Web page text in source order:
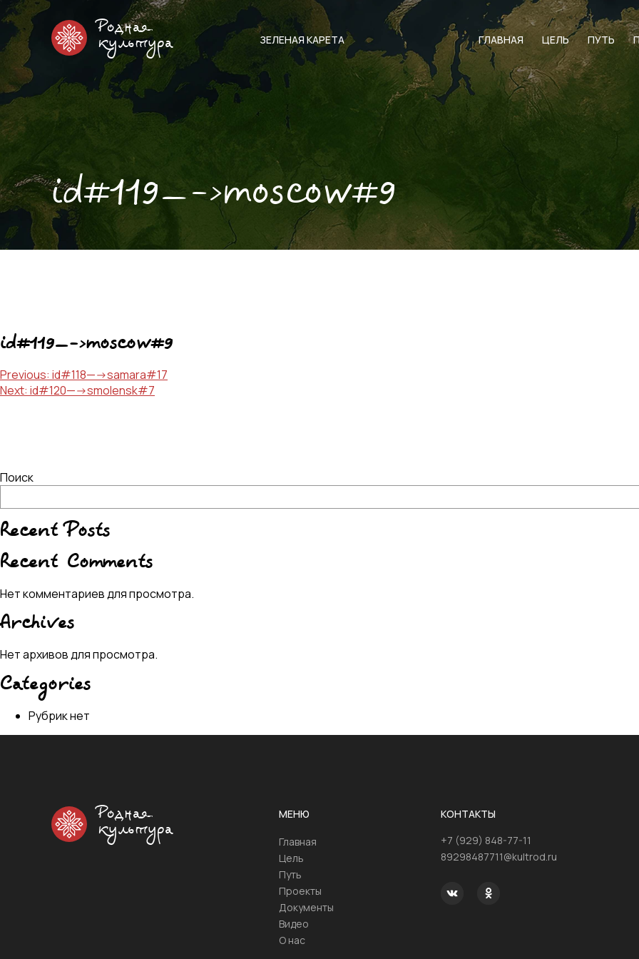
Родная
культура
ЗЕЛЕНАЯ КАРЕТА ГЛАВНАЯ ЦЕЛЬ ПУТЬ
id#119—->moscow#9
id#119—->moscow#9
Навигация
по
Previous: id#118—->samara#17
Next: id#120—->smolensk#7
Поиск
Recent Posts
Recent Comments
Нет комментариев для просмотра.
Archives
Нет архивов для просмотра.
Categories
Рубрик нет
Родная
культура
МЕНЮ
Главная
Цель
Путь
Проекты
Документы
Видео
О нас
КОНТАКТЫ
+7 (929) 848-77-11
89298487711@kultrod.ru